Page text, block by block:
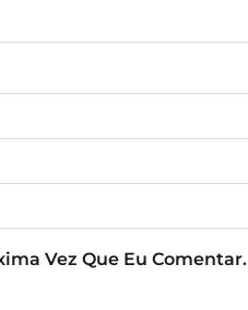
Vez Que Eu Comentar.